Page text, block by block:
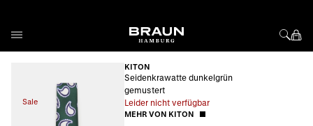
Sale
KITON
Seidenkrawatte dunkelgrün
gemustert
Leider nicht verfügbar
MEHR VON KITON